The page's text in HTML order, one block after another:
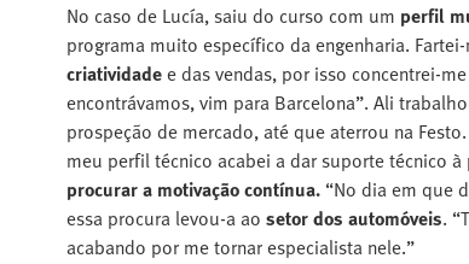
No caso de Lucía, saiu do curso com um perfil
programa muito específico da engenharia.
criatividadee das vendas, por isso concentrei-
encontrávamos, vim para Barcelona”. Ali
prospeção de mercado, até que aterrou na
meu perfil técnico acabei a dar suporte técnico
procurar a motivação contínua. “No dia em que
essa procura levou-a ao setor dos automóveis.
acabando por me tornar especialista nele.”